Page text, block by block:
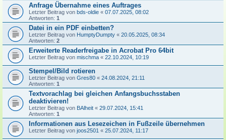
Anfrage Übernahme eines Auftrages
Letzter Beitrag von bds-oldie « 07.07.2025, 08:02
Antworten: 1
Datei in ein PDF einbetten?
Letzter Beitrag von HumptyDumpty « 20.05.2025, 08:34
Antworten: 2
Erweiterte Readerfreigabe in Acrobat Pro 64bit
Letzter Beitrag von mischma « 22.10.2024, 10:19
Stempel/Bild rotieren
Letzter Beitrag von Gres80 « 24.08.2024, 21:11
Antworten: 1
Textvorachlag bei gleichen Anfangsbuchsstaben
deaktivieren!
Letzter Beitrag von BAlheit « 29.07.2024, 15:41
Antworten: 1
Informationen aus Lesezeichen in Fußzeile übernehmen
Letzter Beitrag von joos2501 « 25.07.2024, 11:17